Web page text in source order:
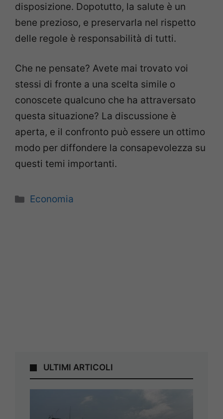
disposizione. Dopotutto, la salute è un
bene prezioso, e preservarla nel rispetto
delle regole è responsabilità di tutti.
Che ne pensate? Avete mai trovato voi
stessi di fronte a una scelta simile o
conoscete qualcuno che ha attraversato
questa situazione? La discussione è
aperta, e il confronto può essere un ottimo
modo per diffondere la consapevolezza su
questi temi importanti.
Categorie
Economia
ULTIMI ARTICOLI